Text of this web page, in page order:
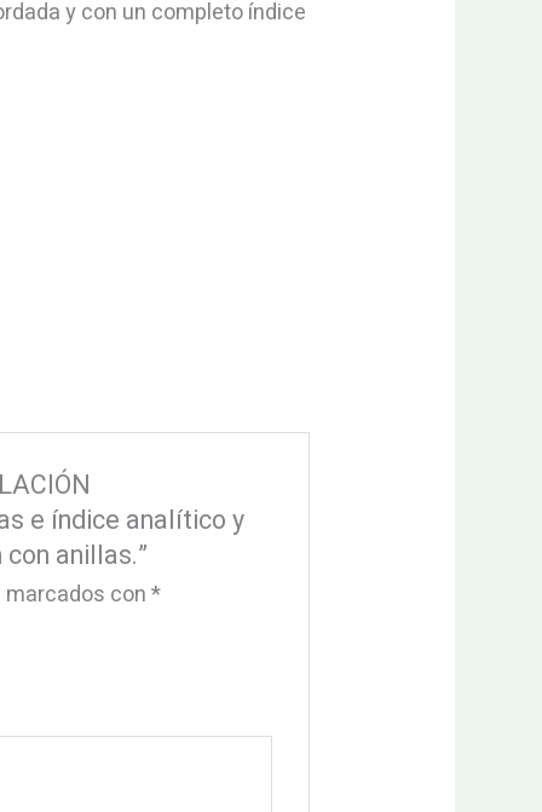
y con un completo índice
e índice analítico y
anillas.”
marcados con*